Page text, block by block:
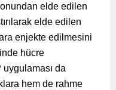
elde edilen
elde edilen
enjekte edilmesini
hücre
da
hem de rahme